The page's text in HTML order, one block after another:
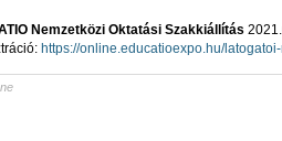
Nemzetközi Oktatási Szakkiállítás
https://online.educatioexpo.hu/